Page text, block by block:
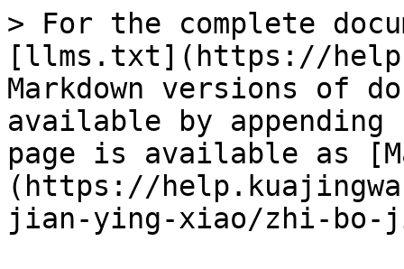
> For the complete
[llms.txt](https://
Markdown versions of
available by
page is available as
(https://
jian-ying-xiao/zhi-bo-